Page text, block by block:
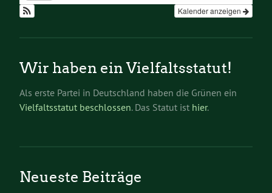
Kalender anzeigen
Wir haben ein Vielfaltsstatut!
Als erste Partei in Deutschland haben die Grünen ein
Vielfaltsstatut beschlossen. Das Statut ist hier.
Neueste Beiträge